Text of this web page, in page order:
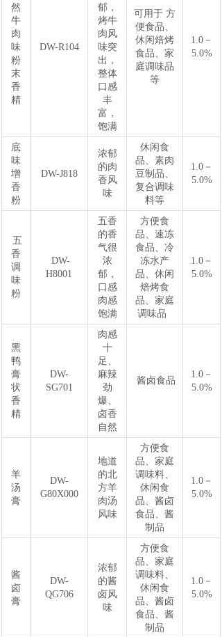
然
牛
肉
味
粉
末
香
精
DW-R104
郁，
烤牛
肉风
味突
出，
整体
口感
丰
富，
饱满
可用于 方
便食品、
休闲焙烤
食品、家
庭调味品
等
1.0－
5.0%
底
味
增
香
粉
DW-J818
浓郁
的肉
香风
味
休闲食
品、素肉
豆制品、
复合调味
料等
1.0－
5.0%
五
香
调
味
粉
DW-
H8001
五香
的香
气很
浓
郁，
口感
肉感
饱满
方便食
品、速冻
食品、冷
冻水产
品、休闲
焙烤食
品、家庭
调味品
1.0－
5.0%
黑
鸭
膏
状
香
精
DW-
SG701
肉感
十
足、
麻辣
劲
爆、
卤香
自然
酱卤食品
1.0－
5.0%
羊
汤
膏
DW-
G80X000
地道
的北
方羊
肉汤
风味
方便食
品、家庭
调味料、
休闲食
品、酱卤
食品、酱
制品
1.0－
5.0%
酱
卤
膏
DW-
QG706
浓郁
的酱
卤风
味
方便食
品、家庭
调味料、
休闲食
品、酱卤
食品、酱
制品
1.0－
5.0%